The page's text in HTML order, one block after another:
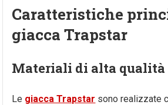
Caratteristiche
giacca Trapstar
Materiali di alta qualità
Le giacca Trapstar sono realizzate